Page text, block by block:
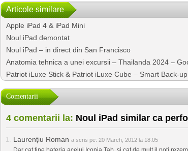
Articole similare
Apple iPad 4 & iPad Mini
Noul iPad demontat
Noul iPad – in direct din San Francisco
Anatomia tehnica a unei excursii – Thailanda 2024 –
Patriot iLuxe Stick & Patriot iLuxe Cube – Smart Back-
Comentarii
4 comentarii la: Noul iPad similar ca
Laurențiu Roman a scris pe: 20 March, 2012 la 18:05